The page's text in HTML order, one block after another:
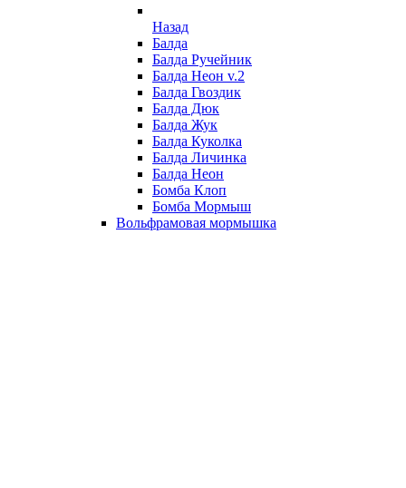
Назад
Балда
Балда Ручейник
Балда Неон v.2
Балда Гвоздик
Балда Дюк
Балда Жук
Балда Куколка
Балда Личинка
Балда Неон
Бомба Клоп
Бомба Мормыш
Вольфрамовая мормышка